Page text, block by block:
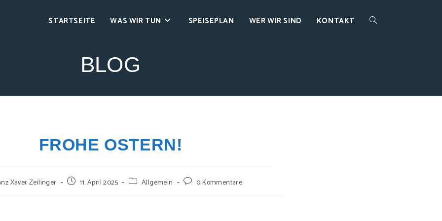
STARTSEITE WAS WIR TUN SPEISEPLAN WER WIR SIND KONTAKT
BLOG
FROHE OSTERN!
Xaver Zeilinger 11. April 2025 Allgemein 0 Kommentare